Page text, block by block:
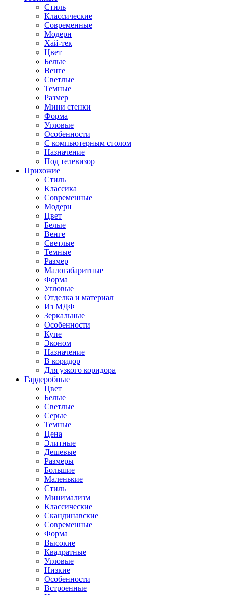
Стиль
Классические
Современные
Модерн
Хай-тек
Цвет
Белые
Венге
Светлые
Темные
Размер
Мини стенки
Форма
Угловые
Особенности
С компьютерным столом
Назначение
Под телевизор
Прихожие
Стиль
Классика
Современные
Модерн
Цвет
Белые
Венге
Светлые
Темные
Размер
Малогабаритные
Форма
Угловые
Отделка и материал
Из МДФ
Зеркальные
Особенности
Купе
Эконом
Назначение
В коридор
Для узкого коридора
Гардеробные
Цвет
Белые
Светлые
Серые
Темные
Цена
Элитные
Дешевые
Размеры
Большие
Маленькие
Стиль
Минимализм
Классические
Скандинавские
Современные
Форма
Высокие
Квадратные
Угловые
Низкие
Особенности
Встроенные